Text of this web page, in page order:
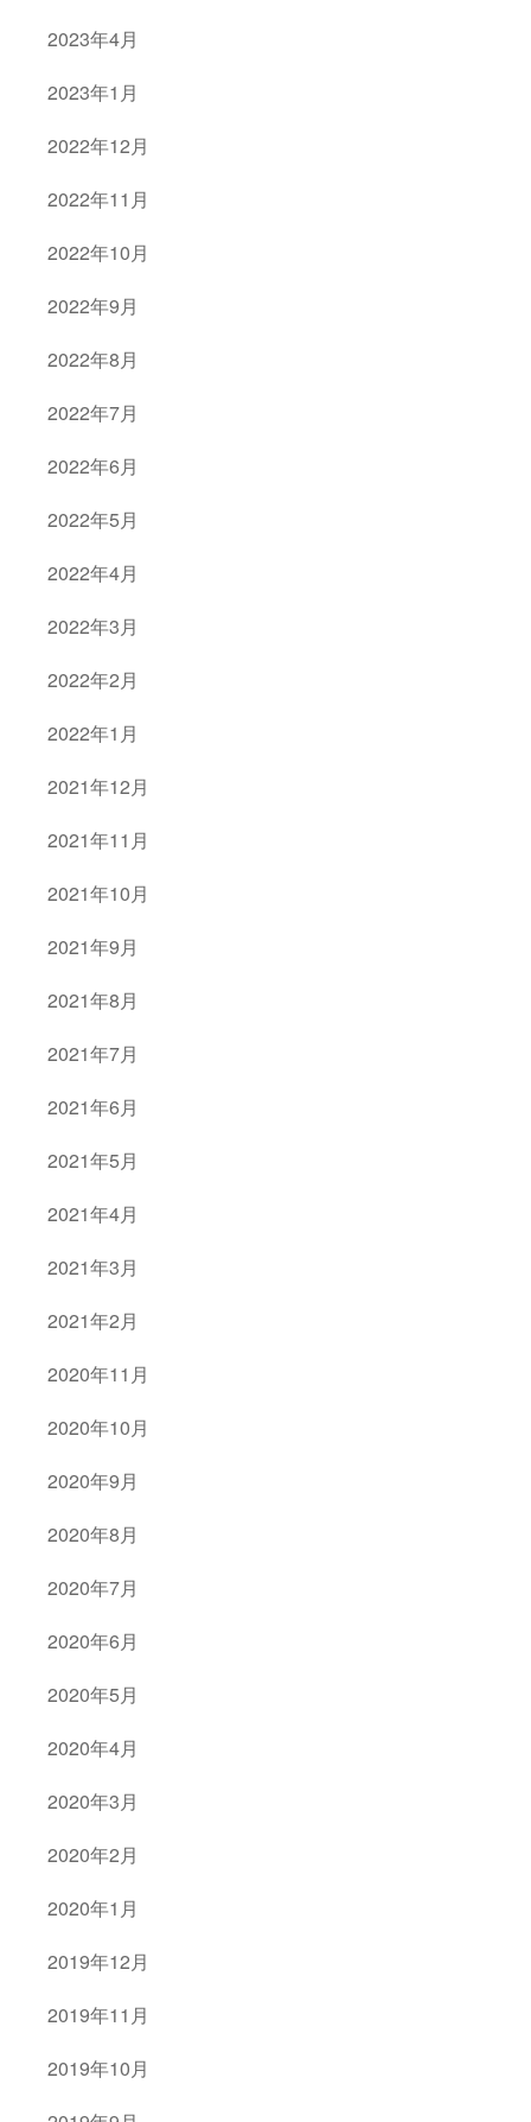
2023年4月
2023年1月
2022年12月
2022年11月
2022年10月
2022年9月
2022年8月
2022年7月
2022年6月
2022年5月
2022年4月
2022年3月
2022年2月
2022年1月
2021年12月
2021年11月
2021年10月
2021年9月
2021年8月
2021年7月
2021年6月
2021年5月
2021年4月
2021年3月
2021年2月
2020年11月
2020年10月
2020年9月
2020年8月
2020年7月
2020年6月
2020年5月
2020年4月
2020年3月
2020年2月
2020年1月
2019年12月
2019年11月
2019年10月